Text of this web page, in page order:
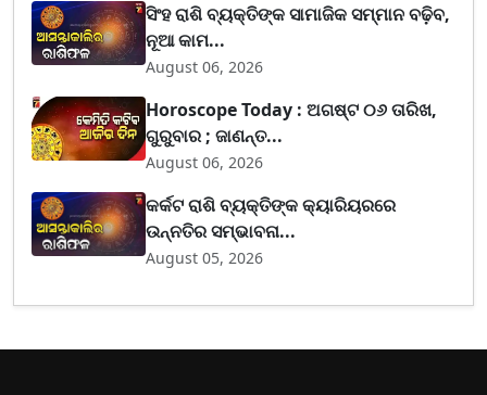
ସିଂହ ରାଶି ବ୍ୟକ୍ତିଙ୍କ ସାମାଜିକ ସମ୍ମାନ ବଢ଼ିବ,
ନୂଆ କାମ...
August 06, 2026
Horoscope Today : ଅଗଷ୍ଟ ୦୬ ତାରିଖ,
ଗୁରୁବାର ; ଜାଣନ୍ତ...
August 06, 2026
କର୍କଟ ରାଶି ବ୍ୟକ୍ତିଙ୍କ କ୍ୟାରିୟରରେ
ଉନ୍ନତିର ସମ୍ଭାବନା...
August 05, 2026